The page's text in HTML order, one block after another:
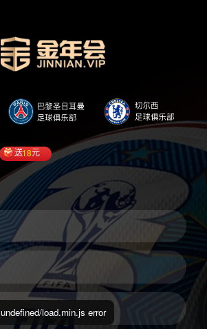
送18元
undefined/load.min.js error